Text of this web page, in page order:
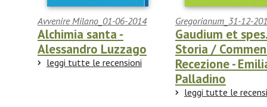
Avvenire Milano_01-06-2014
Alchimia santa -
Alessandro Luzzago
leggi tutte le recensioni
Gregorianum_31-12-
Gaudium et
Storia /
Recezione -
Palladino
leggi tutte le